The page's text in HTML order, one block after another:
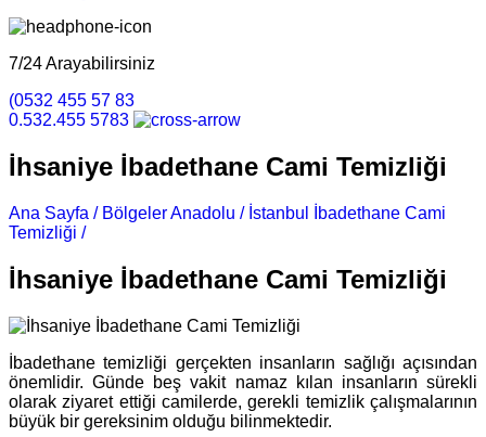
7/24 Arayabilirsiniz
(0532 455 57 83
0.532.455 5783
İhsaniye İbadethane Cami Temizliği
Ana Sayfa / Bölgeler Anadolu / İstanbul İbadethane Cami
Temizliği /
İhsaniye İbadethane Cami Temizliği
İbadethane temizliği gerçekten insanların sağlığı açısından
önemlidir. Günde beş vakit namaz kılan insanların sürekli
olarak ziyaret ettiği camilerde, gerekli temizlik çalışmalarının
büyük bir gereksinim olduğu bilinmektedir.